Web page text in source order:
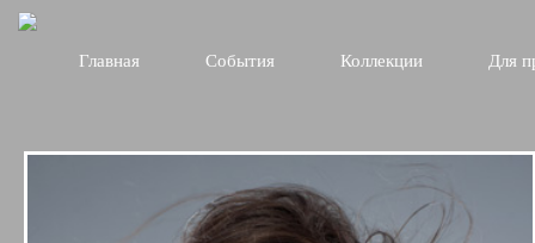
Главная События Коллекции Для